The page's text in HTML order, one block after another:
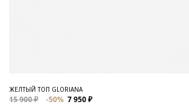
ЖЕЛТЫЙ ТОП GLORIANA
15 900 ₽ -50% 7 950 ₽